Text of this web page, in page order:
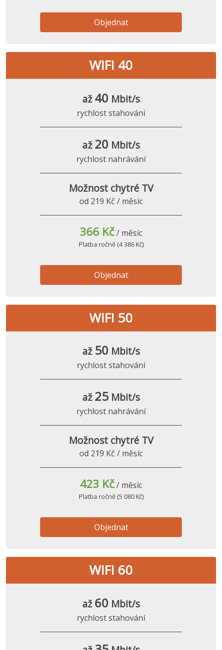
Objednat
WIFI 40
až 40 Mbit/s
rychlost stahování
až 20 Mbit/s
rychlost nahrávání
Možnost chytré TV
od 219 Kč / měsíc
366 Kč/ měsíc
Platba ročně (4 386 Kč)
Objednat
WIFI 50
až 50 Mbit/s
rychlost stahování
až 25 Mbit/s
rychlost nahrávání
Možnost chytré TV
od 219 Kč / měsíc
423 Kč/ měsíc
Platba ročně (5 080 Kč)
Objednat
WIFI 60
až 60 Mbit/s
rychlost stahování